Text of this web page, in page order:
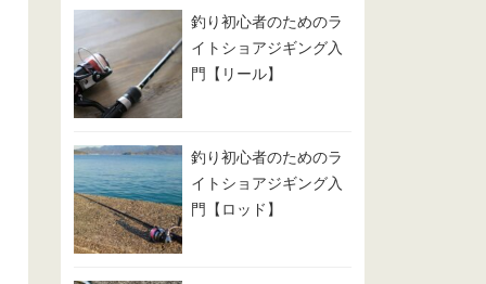
釣り初心者のためのラ
イトショアジギング入
門【リール】
釣り初心者のためのラ
イトショアジギング入
門【ロッド】